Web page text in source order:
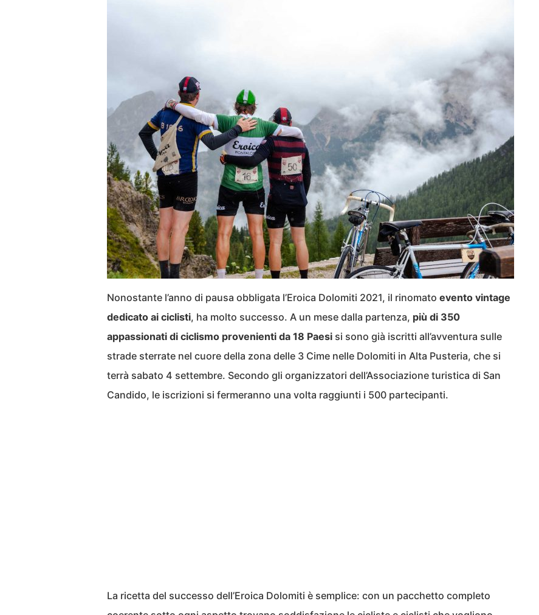
Nonostante l’anno di pausa obbligata l’Eroica Dolomiti 2021, il rinomato evento vintage
dedicato ai ciclisti, ha molto successo. A un mese dalla partenza, più di 350
appassionati di ciclismo provenienti da 18 Paesi si sono già iscritti all’avventura sulle
strade sterrate nel cuore della zona delle 3 Cime nelle Dolomiti in Alta Pusteria, che si
terrà sabato 4 settembre. Secondo gli organizzatori dell’Associazione turistica di San
Candido, le iscrizioni si fermeranno una volta raggiunti i 500 partecipanti.
La ricetta del successo dell’Eroica Dolomiti è semplice: con un pacchetto completo